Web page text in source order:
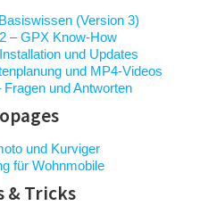
(Version 3)
– GPX Know-How
und Updates
und MP4-Videos
Fragen und Antworten
und Kurviger
für Wohnmobile
& Tricks